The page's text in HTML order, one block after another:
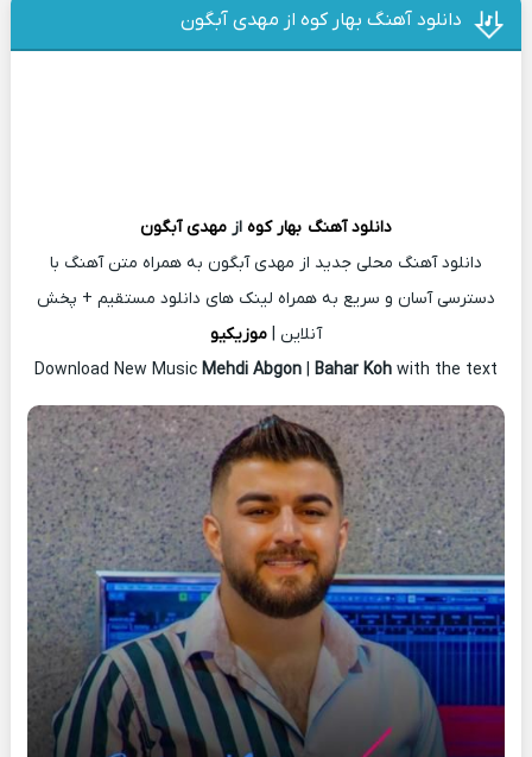
دانلود آهنگ بهار کوه از مهدی آبگون
دانلود آهنگ بهار کوه از مهدی آبگون
دانلود آهنگ محلی جدید از مهدی آبگون به همراه متن آهنگ با
دسترسی آسان و سریع به همراه لینک های دانلود مستقیم + پخش
آنلاین | موزیکیو
Download New Music Mehdi Abgon | Bahar Koh with the text